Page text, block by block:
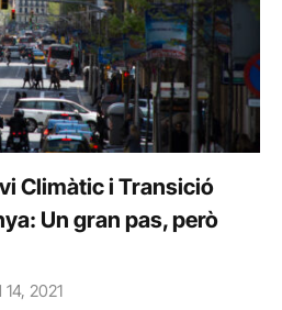
Climàtic i Transició
Un gran pas, però
14, 2021